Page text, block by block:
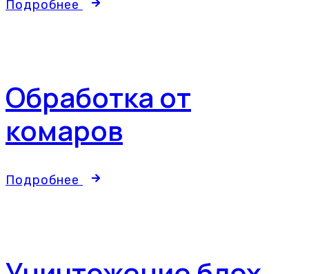
Подробнее
Обработка от
комаров
Подробнее